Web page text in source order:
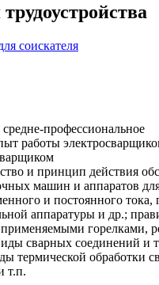
соискателя
профессиональное
работы
и принцип действия
машин и аппаратов
и постоянного тока,
аппаратуры и др.;
применяемыми горелками,
сварных соединений и
термической обработки
т.п.